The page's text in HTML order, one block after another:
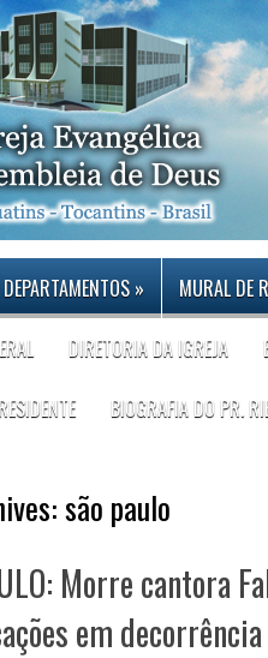
DEPARTAMENTOS» MURAL DE
DIRETORIA DA IGREJA
BIOGRAFIA DO PR.
são paulo
Morre cantora
em